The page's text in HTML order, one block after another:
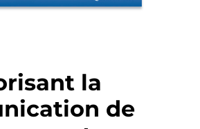
la
de